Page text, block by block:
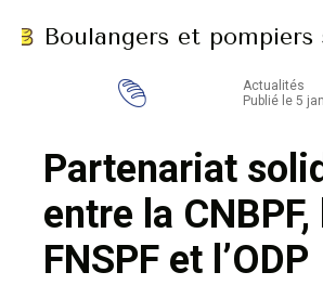
Boulangers et pompiers
Actualités
Publié le 5
Partenariat
entre la CNBPF,
FNSPF et l’ODP